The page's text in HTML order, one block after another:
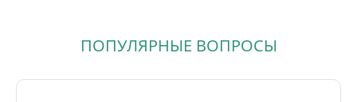
ПОПУЛЯРНЫЕ ВОПРОСЫ